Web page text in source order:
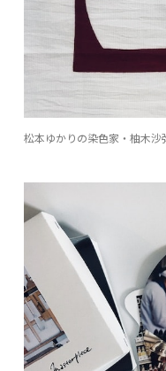
松本ゆかりの染色家・柚木沙